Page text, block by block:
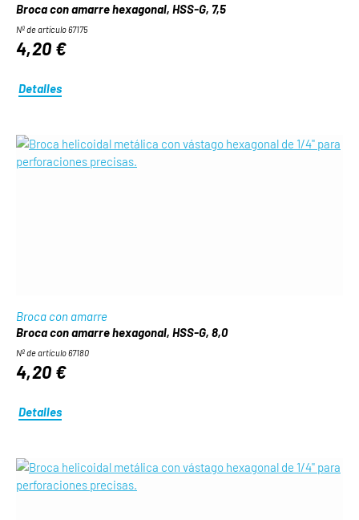
Broca con amarre hexagonal, HSS-G, 7,5
Nº de artículo 67175
4,20 €
Detalles
Broca con amarre
Broca con amarre hexagonal, HSS-G, 8,0
Nº de artículo 67180
4,20 €
Detalles